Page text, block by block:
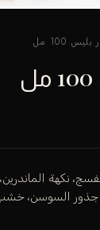
100 مل
نكهة
جذور السوسن،